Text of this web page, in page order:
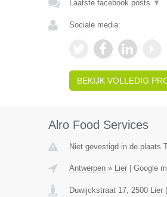
Laatste facebook posts ▼
Sociale media:
BEKIJK VOLLEDIG
Alro Food Services
Niet gevestigd in de plaats
Antwerpen» Lier| Google
Duwijckstraat 17, 2500 Lier(